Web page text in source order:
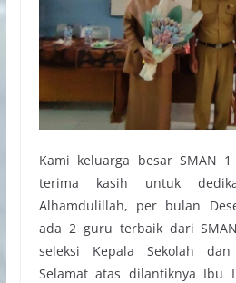
Kami keluarga besar SMAN
terima kasih untuk
Alhamdulillah, per bulan
ada 2 guru terbaik dari
seleksi Kepala Sekolah dan
Selamat atas dilantiknya Ibu